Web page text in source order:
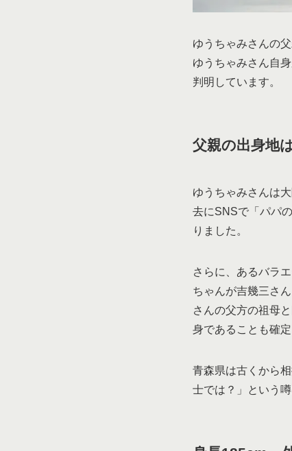
ゆうちゃみさんの
ゆうちゃみさん自
判明しています。
父親の出身地
ゆうちゃみさんは
去にSNSで「パパ
りました。
さらに、あるバラ
ちゃんが吉幾三さ
さんの父方の祖母
身であることも確定
青森県は古くから
士では？」という